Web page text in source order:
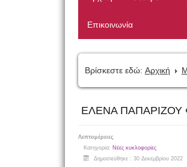
Επικοινωνία
Βρίσκεστε εδώ: Αρχική
ΕΛΕΝΑ ΠΑΠΑΡΙΖΟΥ
Λεπτομέρειες
Κατηγορία: Νέες κυκλοφορίες
Δημοσιεύθηκε : 30 Δεκεμβρίου 2022